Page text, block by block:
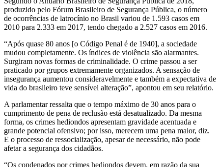
produzido pelo Fórum Brasileiro de Segurança Pública, o número
de ocorrências de latrocínio no Brasil variou de 1.593 casos em
2010 para 2.333 em 2017, tendo chegado a 2.527 casos em 2016.
“Após quase 80 anos [o Código Penal é de 1940], a sociedade
mudou completamente. Os índices de violência são alarmantes.
Surgiram novas formas de criminalidade. O crime passou a ser
praticado por grupos extremamente organizados. A sensação de
insegurança aumentou consideravelmente e também a expectativa de
vida do brasileiro teve sensível alteração”, apontou em seu relatório.
A parlamentar ressalta que o tempo máximo de 30 anos para o
cumprimento de pena de reclusão está desatualizado. Da mesma
forma, os crimes hediondos apresentam gravidade acentuada e
grande potencial ofensivo; por isso, merecem uma pena maior, diz.
E o processo de ressocialização, apesar de necessário, não pode
afetar a segurança dos cidadãos.
“Os condenados por crimes hediondos devem, em razão da sua